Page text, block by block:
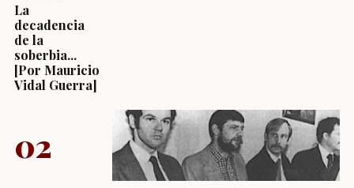
La
decadencia
de la
soberbia...
[Por Mauricio
Vidal Guerra]
02